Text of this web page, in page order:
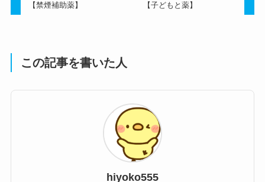
【禁煙補助薬】
【子どもと薬】
この記事を書いた人
hiyoko555